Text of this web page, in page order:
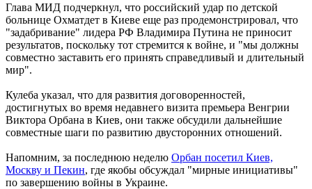
Глава МИД подчеркнул, что российский удар по детской
больнице Охматдет в Киеве еще раз продемонстрировал, что
"задабривание" лидера РФ Владимира Путина не приносит
результатов, поскольку тот стремится к войне, и "мы должны
совместно заставить его принять справедливый и длительный
мир".
Кулеба указал, что для развития договоренностей,
достигнутых во время недавнего визита премьера Венгрии
Виктора Орбана в Киев, они также обсудили дальнейшие
совместные шаги по развитию двусторонних отношений.
Напомним, за последнюю неделю Орбан посетил Киев,
Москву и Пекин, где якобы обсуждал "мирные инициативы"
по завершению войны в Украине.